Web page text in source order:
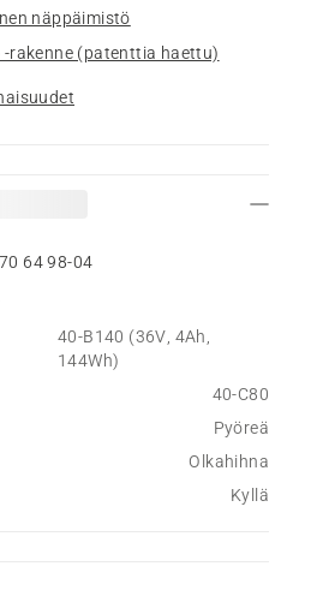
näppäimistö
rakenne (patenttia haettu)
64 98‑04
40-B140 (36V, 4Ah,
144Wh)
40-C80
Pyöreä
Olkahihna
Kyllä